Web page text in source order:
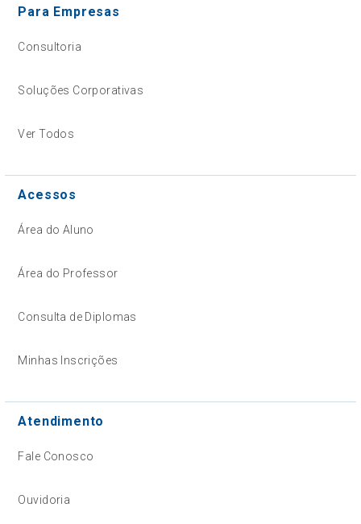
Para Empresas
Consultoria
Soluções Corporativas
Ver Todos
Acessos
Área do Aluno
Área do Professor
Consulta de Diplomas
Minhas Inscrições
Atendimento
Fale Conosco
Ouvidoria